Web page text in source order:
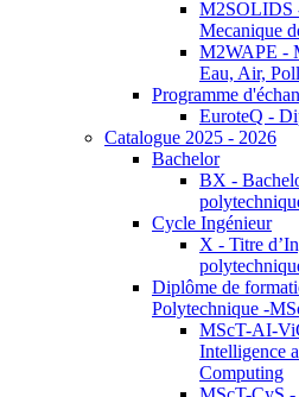
M2SOLIDS
Mecanique
M2WAPE -
Eau, Air,
Programme
EuroteQ -
Catalogue 2025 - 2026
Bachelor
BX -
Cycle Ingénieur
X - Titre
Diplôme de
Polytechnique -
MScT-AI-
Intelligence
Computing